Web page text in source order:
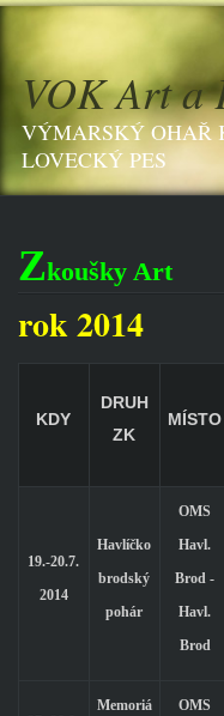
VOK Art a
VÝMARSKÝ OHAŘ
LOVECKÝ PES
Zkoušky Art
rok 2014
KDY
DRUH
ZK
MÍSTO
19.-20.7.
2014
Havlíčko
brodský
pohár
OMS
Havl.
Brod -
Havl.
Brod
Memoriá
OMS